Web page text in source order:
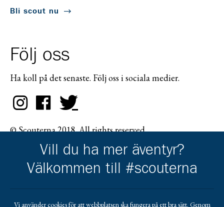
Bli scout nu
Följ oss
Ha koll på det senaste. Följ oss i sociala medier.
© Scouterna 2018. All rights reserved.
Vill du ha mer äventyr?
Välkommen till #scouterna
Vi använder cookies för att webbplatsen ska fungera på ett bra sätt. Genom